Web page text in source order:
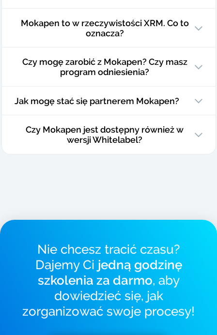
Mokapen to w rzeczywistości XRM. Co to
oznacza?
Czy mogę zarobić z Mokapen? Czy masz
program odniesienia?
Jak mogę stać się partnerem Mokapen?
Czy Mokapen jest dostępny również w
wersji Whitelabel?
Nie chcesz tracić czasu?
Dajemy Ci jedną godzinę
szkolenia za darmo, aby
dowiedzieć się, jak
zorganizować swoje procesy!